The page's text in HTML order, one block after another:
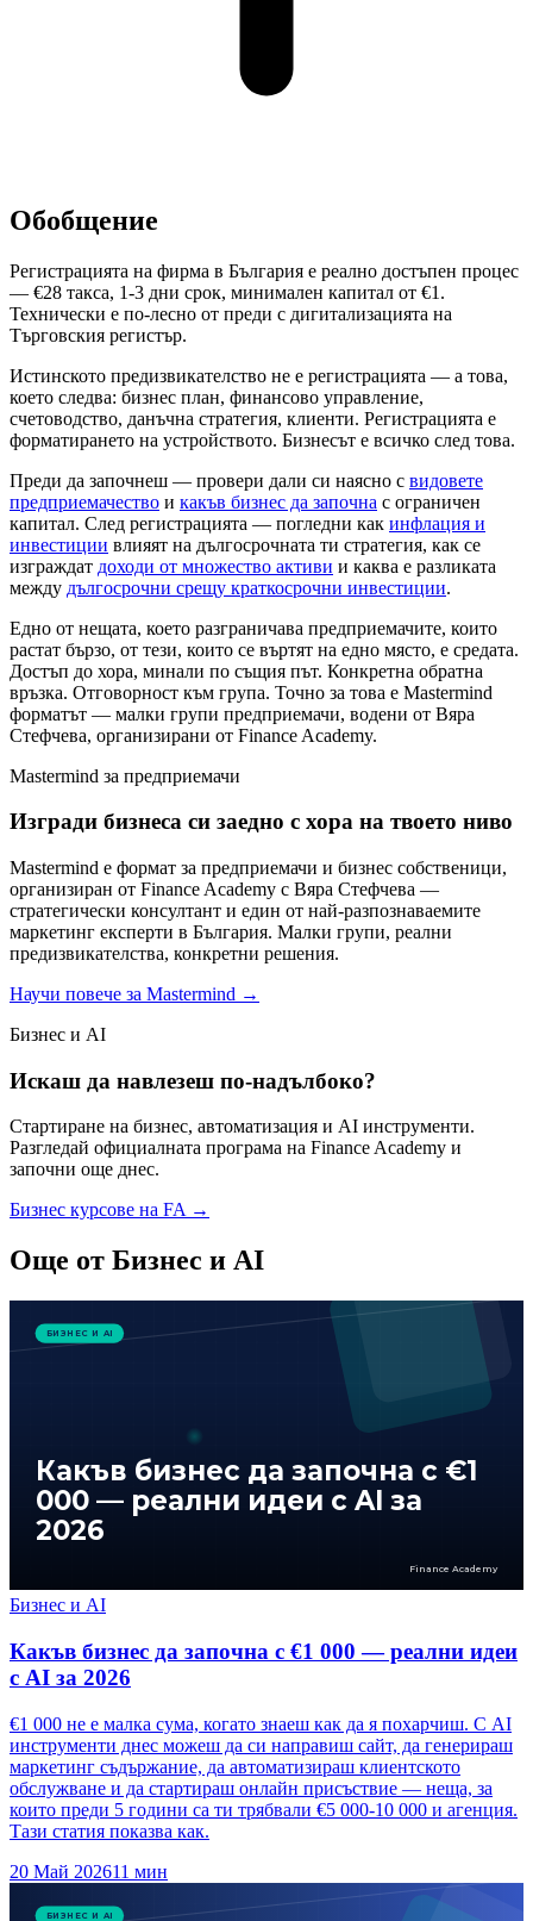
Обобщение
Регистрацията на фирма в България е реално достъпен процес
— €28 такса, 1-3 дни срок, минимален капитал от €1.
Технически е по-лесно от преди с дигитализацията на
Търговския регистър.
Истинското предизвикателство не е регистрацията — а това,
което следва: бизнес план, финансово управление,
счетоводство, данъчна стратегия, клиенти. Регистрацията е
форматирането на устройството. Бизнесът е всичко след това.
Преди да започнеш — провери дали си наясно с видовете
предприемачество и какъв бизнес да започна с ограничен
капитал. След регистрацията — погледни как инфлация и
инвестиции влияят на дългосрочната ти стратегия, как се
изграждат доходи от множество активи и каква е разликата
между дългосрочни срещу краткосрочни инвестиции.
Едно от нещата, което разграничава предприемачите, които
растат бързо, от тези, които се въртят на едно място, е средата.
Достъп до хора, минали по същия път. Конкретна обратна
връзка. Отговорност към група. Точно за това е Mastermind
форматът — малки групи предприемачи, водени от Вяра
Стефчева, организирани от Finance Academy.
Mastermind за предприемачи
Изгради бизнеса си заедно с хора на твоето ниво
Mastermind е формат за предприемачи и бизнес собственици,
организиран от Finance Academy с Вяра Стефчева —
стратегически консултант и един от най-разпознаваемите
маркетинг експерти в България. Малки групи, реални
предизвикателства, конкретни решения.
Научи повече за Mastermind →
Бизнес и AI
Искаш да навлезеш по-надълбоко?
Стартиране на бизнес, автоматизация и AI инструменти.
Разгледай официалната програма на Finance Academy и
започни още днес.
Бизнес курсове на FA→
Още от Бизнес и AI
БИЗНЕС И AI
Какъв бизнес да започна с €1
000 — реални идеи с AI за
2026
Finance Academy
Бизнес и AI
Какъв бизнес да започна с €1 000 — реални идеи
с AI за 2026
€1 000 не е малка сума, когато знаеш как да я похарчиш. С AI
инструменти днес можеш да си направиш сайт, да генерираш
маркетинг съдържание, да автоматизираш клиентското
обслужване и да стартираш онлайн присъствие — неща, за
които преди 5 години са ти трябвали €5 000-10 000 и агенция.
Тази статия показва как.
20 Май 202611 мин
БИЗНЕС И AI